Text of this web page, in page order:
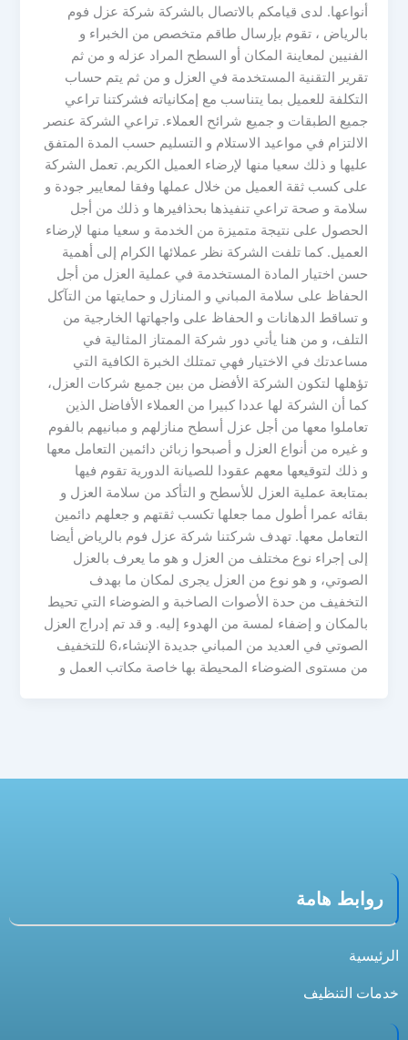
أنواعها. لدى قيامكم بالاتصال بالشركة شركة عزل فوم
بالرياض ، تقوم بإرسال طاقم متخصص من الخبراء و
الفنيين لمعاينة المكان أو السطح المراد عزله و من ثم
تقرير التقنية المستخدمة في العزل و من ثم يتم حساب
التكلفة للعميل بما يتناسب مع إمكانياته فشركتنا تراعي
جميع الطبقات و جميع شرائح العملاء. تراعي الشركة عنصر
الالتزام في مواعيد الاستلام و التسليم حسب المدة المتفق
عليها و ذلك سعيا منها لإرضاء العميل الكريم. تعمل الشركة
على كسب ثقة العميل من خلال عملها وفقا لمعايير جودة و
سلامة و صحة تراعي تنفيذها بحذافيرها و ذلك من أجل
الحصول على نتيجة متميزة من الخدمة و سعيا منها لإرضاء
العميل. كما تلفت الشركة نظر عملائها الكرام إلى أهمية
حسن اختيار المادة المستخدمة في عملية العزل من أجل
الحفاظ على سلامة المباني و المنازل و حمايتها من التآكل
و تساقط الدهانات و الحفاظ على واجهاتها الخارجية من
التلف، و من هنا يأتي دور شركة الممتاز المثالية في
مساعدتك في الاختيار فهي تمتلك الخبرة الكافية التي
تؤهلها لتكون الشركة الأفضل من بين جميع شركات العزل،
كما أن الشركة لها عددا كبيرا من العملاء الأفاضل الذين
تعاملوا معها من أجل عزل أسطح منازلهم و مبانيهم بالفوم
و غيره من أنواع العزل و أصبحوا زبائن دائمين التعامل معها
و ذلك لتوقيعها معهم عقودا للصيانة الدورية تقوم فيها
بمتابعة عملية العزل للأسطح و التأكد من سلامة العزل و
بقائه عمرا أطول مما جعلها تكسب ثقتهم و جعلهم دائمين
التعامل معها. تهدف شركتنا شركة عزل فوم بالرياض أيضا
إلى إجراء نوع مختلف من العزل و هو ما يعرف بالعزل
الصوتي، و هو نوع من العزل يجرى لمكان ما بهدف
التخفيف من حدة الأصوات الصاخبة و الضوضاء التي تحيط
بالمكان و إضفاء لمسة من الهدوء إليه. و قد تم إدراج العزل
الصوتي في العديد من المباني جديدة الإنشاء،6 للتخفيف
من مستوى الضوضاء المحيطة بها خاصة مكاتب العمل و
روابط هامة
الرئيسية
خدمات التنظيف